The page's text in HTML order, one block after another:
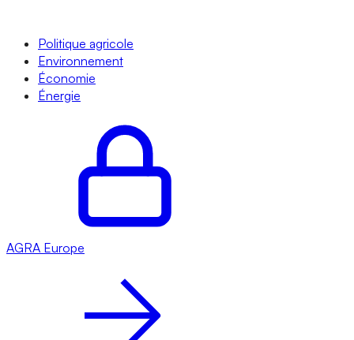
Politique agricole
Environnement
Économie
Énergie
AGRA Europe